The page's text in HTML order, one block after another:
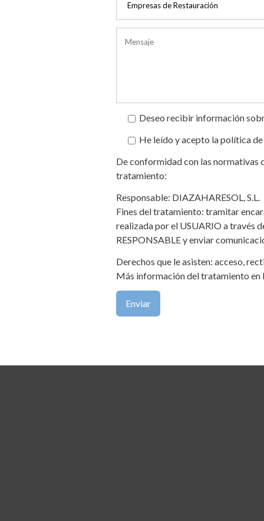
Deseo recibir información
He leído y acepto la política
De conformidad con las normativas
tratamiento:
Responsable: DIAZAHARESOL, S.L.
Fines del tratamiento: tramitar
realizada por el USUARIO a través
RESPONSABLE y enviar
Derechos que le asisten: acceso,
Más información del tratamiento en